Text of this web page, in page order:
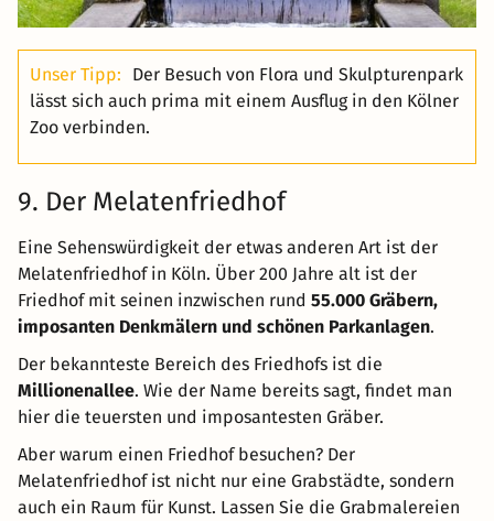
Unser Tipp:
Der Besuch von Flora und Skulpturenpark
lässt sich auch prima mit einem Ausflug in den Kölner
Zoo verbinden.
9. Der Melatenfriedhof
Eine Sehenswürdigkeit der etwas anderen Art ist der
Melatenfriedhof in Köln. Über 200 Jahre alt ist der
Friedhof mit seinen inzwischen rund 55.000 Gräbern,
imposanten Denkmälern und schönen Parkanlagen.
Der bekannteste Bereich des Friedhofs ist die
Millionenallee. Wie der Name bereits sagt, findet man
hier die teuersten und imposantesten Gräber.
Aber warum einen Friedhof besuchen? Der
Melatenfriedhof ist nicht nur eine Grabstädte, sondern
auch ein Raum für Kunst. Lassen Sie die Grabmalereien